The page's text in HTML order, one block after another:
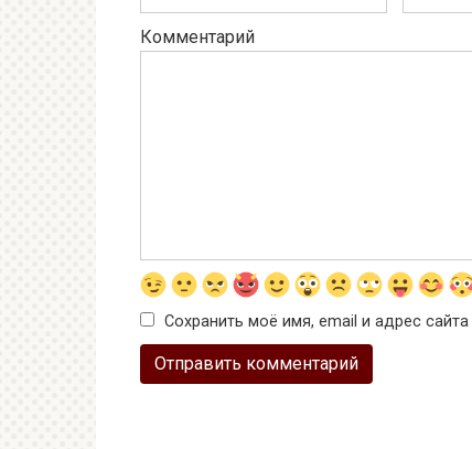
Комментарий
Сохранить моё имя, email и адрес